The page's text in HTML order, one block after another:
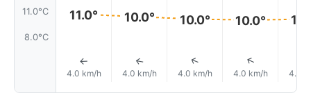
11.0°C
8.0°C
11.0°
↑
4.0 km/h
10.0°
↑
4.0 km/h
10.0°
↑
4.0 km/h
10.0°
↑
4.0 km/h 4.0